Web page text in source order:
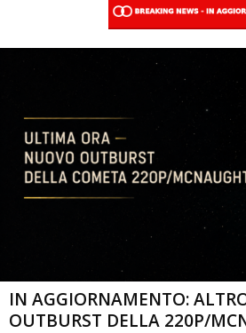
IN AGGIORNAMENTO:
OUTBURST DELLA 220P/